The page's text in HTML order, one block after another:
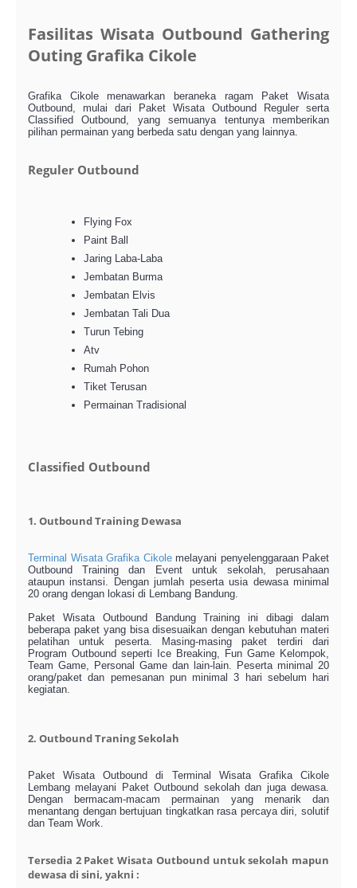
Fasilitas Wisata Outbound Gathering
Outing Grafika Cikole
Grafika Cikole menawarkan beraneka ragam Paket Wisata
Outbound, mulai dari Paket Wisata Outbound Reguler serta
Classified Outbound, yang semuanya tentunya memberikan
pilihan permainan yang berbeda satu dengan yang lainnya.
Reguler Outbound
Flying Fox
Paint Ball
Jaring Laba-Laba
Jembatan Burma
Jembatan Elvis
Jembatan Tali Dua
Turun Tebing
Atv
Rumah Pohon
Tiket Terusan
Permainan Tradisional
Classified Outbound
1. Outbound Training Dewasa
Terminal Wisata Grafika Cikolemelayani penyelenggaraan Paket
Outbound Training dan Event untuk sekolah, perusahaan
ataupun instansi. Dengan jumlah peserta usia dewasa minimal
20 orang dengan lokasi di Lembang Bandung.
Paket Wisata Outbound Bandung Training ini dibagi dalam
beberapa paket yang bisa disesuaikan dengan kebutuhan materi
pelatihan untuk peserta. Masing-masing paket terdiri dari
Program Outbound seperti Ice Breaking, Fun Game Kelompok,
Team Game, Personal Game dan lain-lain. Peserta minimal 20
orang/paket dan pemesanan pun minimal 3 hari sebelum hari
kegiatan.
2. Outbound Traning Sekolah
Paket Wisata Outbound di Terminal Wisata Grafika Cikole
Lembang melayani Paket Outbound sekolah dan juga dewasa.
Dengan bermacam-macam permainan yang menarik dan
menantang dengan bertujuan tingkatkan rasa percaya diri, solutif
dan Team Work.
Tersedia 2 Paket Wisata Outbound untuk sekolah mapun
dewasa di sini, yakni :